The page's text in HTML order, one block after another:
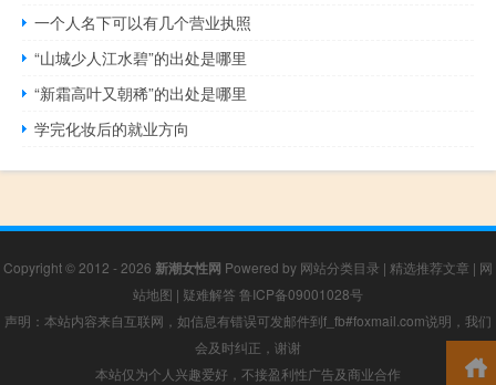
一个人名下可以有几个营业执照
“山城少人江水碧”的出处是哪里
“新霜高叶又朝稀”的出处是哪里
学完化妆后的就业方向
Copyright © 2012 - 2026 新潮女性网 Powered by 网站分类目录 | 精选推荐文章 | 网
站地图 | 疑难解答 鲁ICP备09001028号
声明：本站内容来自互联网，如信息有错误可发邮件到f_fb#foxmail.com说明，我们
会及时纠正，谢谢
本站仅为个人兴趣爱好，不接盈利性广告及商业合作